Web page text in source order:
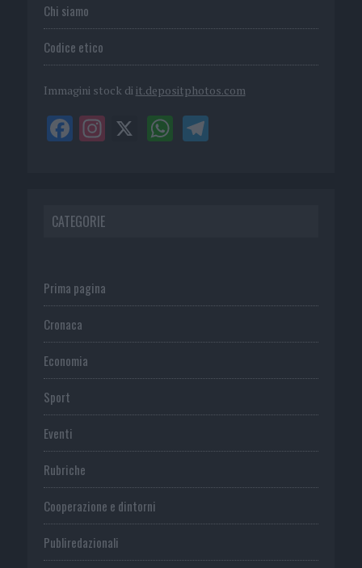
Chi siamo
Codice etico
Immagini stock di it.depositphotos.com
CATEGORIE
Prima pagina
Cronaca
Economia
Sport
Eventi
Rubriche
Cooperazione e dintorni
Publiredazionali